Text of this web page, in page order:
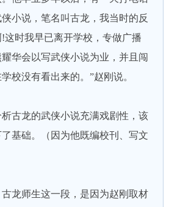
小说，笔名叫古龙，我当时的反
这时我早已离开学校，专做广播
华会以写武侠小说为业，并且闯
校没有看出来的。”赵刚说。
龙的武侠小说充满戏剧性，该
基础。（因为他既编校刊、写文
师生这一段，是因为赵刚取材